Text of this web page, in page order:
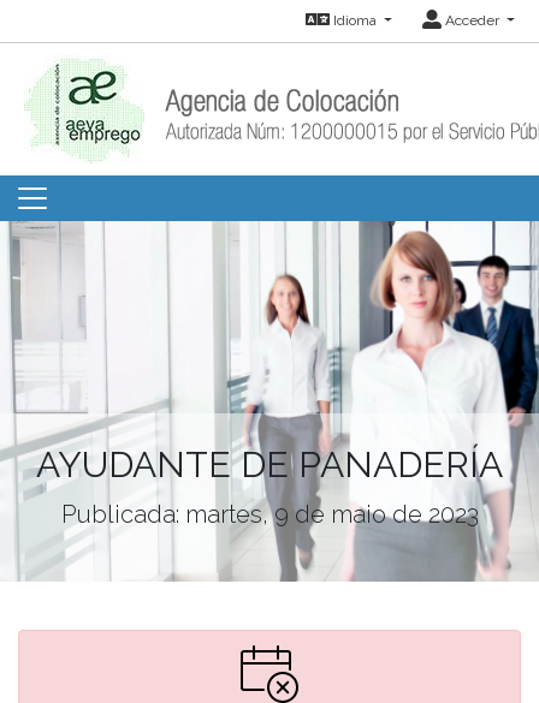
Idioma Acceder
AYUDANTE DE PANADERÍA
Publicada: martes, 9 de maio de 2023